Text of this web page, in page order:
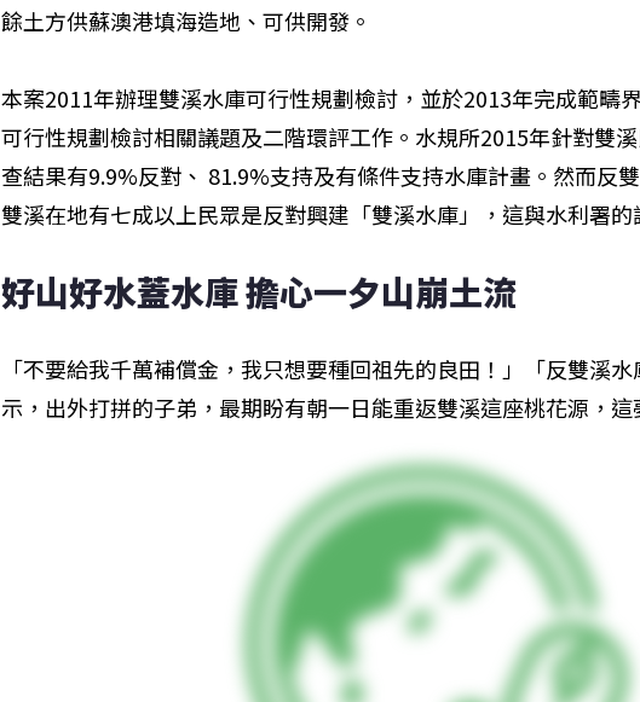
餘土方供蘇澳港填海造地、可供開發。
本案2011年辦理雙溪水庫可行性規劃檢討，並於2013年完成範疇
可行性規劃檢討相關議題及二階環評工作。水規所2015年針對雙
查結果有9.9%反對、 81.9%支持及有條件支持水庫計畫。然而反
雙溪在地有七成以上民眾是反對興建「雙溪水庫」，這與水利署的
好山好水蓋水庫 擔心一夕山崩土流
「不要給我千萬補償金，我只想要種回祖先的良田！」「反雙溪
示，出外打拼的子弟，最期盼有朝一日能重返雙溪這座桃花源，這